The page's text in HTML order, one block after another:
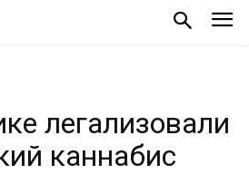
легализовали
каннабис